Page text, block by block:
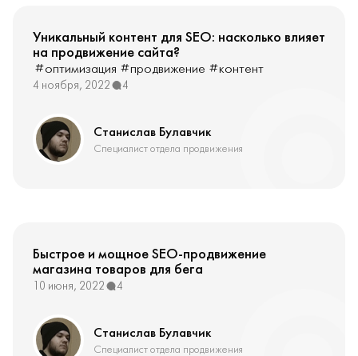
Уникальный контент для SEO: насколько влияет
на продвижение сайта?
#оптимизация #продвижение #контент
4 ноября, 2022 4
Станислав Булавчик
Специалист отдела продвижения
Быстрое и мощное SEO-продвижение
магазина товаров для бега
10 июня, 2022 4
Станислав Булавчик
Специалист отдела продвижения